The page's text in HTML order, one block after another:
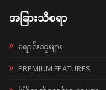
အခြားသိစရာ
ရောင်းသူများ
PREMIUM FEATURES